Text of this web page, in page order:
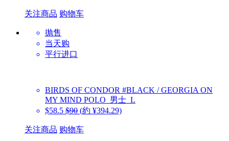
关注商品 购物车
抛售
当天购
平行进口
BIRDS OF CONDOR #BLACK / GEORGIA ON
MY MIND POLO_男士_L
$58.5 $90 (約 ¥394.29)
关注商品 购物车